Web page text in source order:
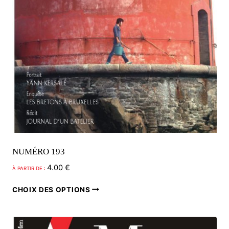
NUMÉRO 193
À PARTIR DE : 4.00 €
CHOIX DES OPTIONS
a